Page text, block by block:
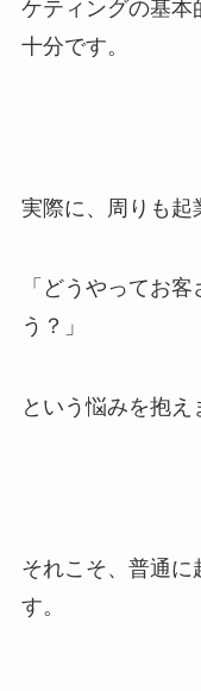
ケティングの基本
十分です。
実際に、周りも起
「どうやってお
う？」
という悩みを抱え
それこそ、普通
す。